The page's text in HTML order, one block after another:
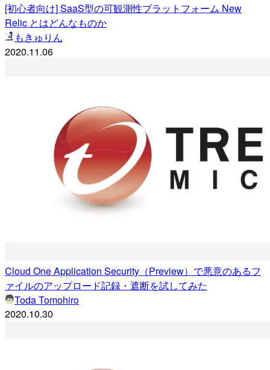
[初心者向け] SaaS型の可観測性プラットフォーム New
Relic とはどんなものか
もきゅりん
2020.11.06
Cloud One Application Security（Preview）で悪意のあるフ
ァイルのアップロード記録・遮断を試してみた
Toda Tomohiro
2020.10.30